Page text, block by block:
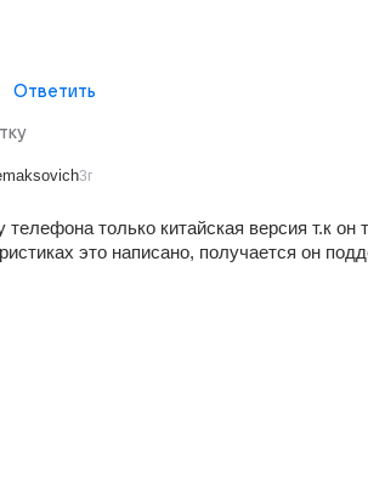
Ответить
3г
телефона только китайская версия т.к он
это написано, получается он